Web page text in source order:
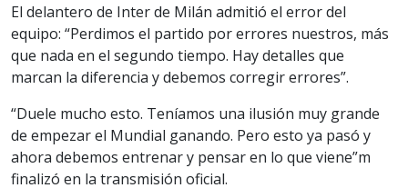
El delantero de Inter de Milán admitió el error del
equipo: “Perdimos el partido por errores nuestros, más
que nada en el segundo tiempo. Hay detalles que
marcan la diferencia y debemos corregir errores”.
“Duele mucho esto. Teníamos una ilusión muy grande
de empezar el Mundial ganando. Pero esto ya pasó y
ahora debemos entrenar y pensar en lo que viene”m
finalizó en la transmisión oficial.